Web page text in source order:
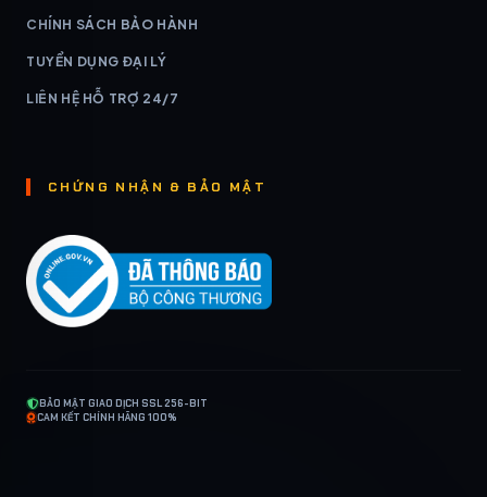
CHÍNH SÁCH BẢO HÀNH
TUYỂN DỤNG ĐẠI LÝ
LIÊN HỆ HỖ TRỢ 24/7
CHỨNG NHẬN & BẢO MẬT
BẢO MẬT GIAO DỊCH SSL 256-BIT
CAM KẾT CHÍNH HÃNG 100%